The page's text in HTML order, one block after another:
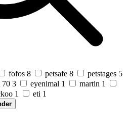
fofos 8 petsafe 8 petstages 5
70 3 eyenimal 1 martin 1
1 eti 1